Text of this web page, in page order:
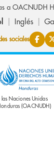
a OACNUDH
Inglés
sociales
Naciones Unidas
(OACNUDH)